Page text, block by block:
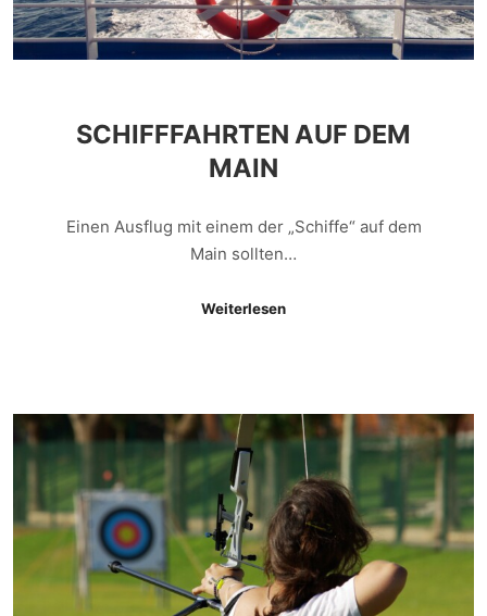
SCHIFFFAHRTEN AUF DEM
MAIN
Einen Ausflug mit einem der „Schiffe“ auf dem
Main sollten…
Weiterlesen